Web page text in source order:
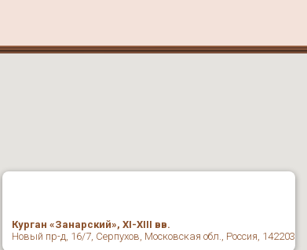
Курган «Занарский», XI-XIII вв.
Новый пр-д, 16/7, Серпухов, Московская обл., Россия, 142203